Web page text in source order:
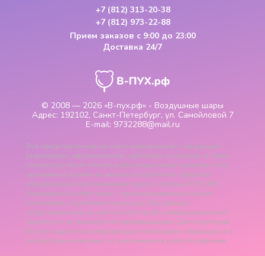
© 2008 — 2026 «В-пух.рф» - Воздушные шары
Адрес: 192102, Санкт-Петербург, ул. Самойловой 7
E-mail: 9732288@mail.ru
+7 (812) 313-20-38
+7 (812) 973-22-88
Прием заказов с 9:00 до 23:00
Доставка 24/7
Вся представленная на сайте информация о продукции
(параметры, характеристики, цветовые сочетания, а также
стоимость), носит только информационный характер и ни
при каких условиях не является публичной офертой,
определяемой положениями пункта 2 статьи 437 ГК РФ.
Указанные на сайте цены - рекомендованные и могут
отличаться от действительных цен. Все данные,
представленные на сайте, носят сугубо информационный
характер и не являются исчерпывающими. Для получения
более подробной информации необходимо обращаться к
операторам компании по указанным на сайте телефонам.